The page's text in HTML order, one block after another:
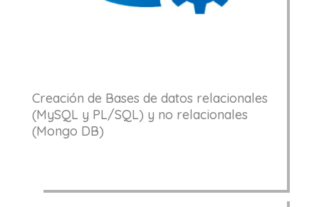
Creación de Bases de datos relacionales
(MySQL y PL/SQL) y no relacionales
(Mongo DB)